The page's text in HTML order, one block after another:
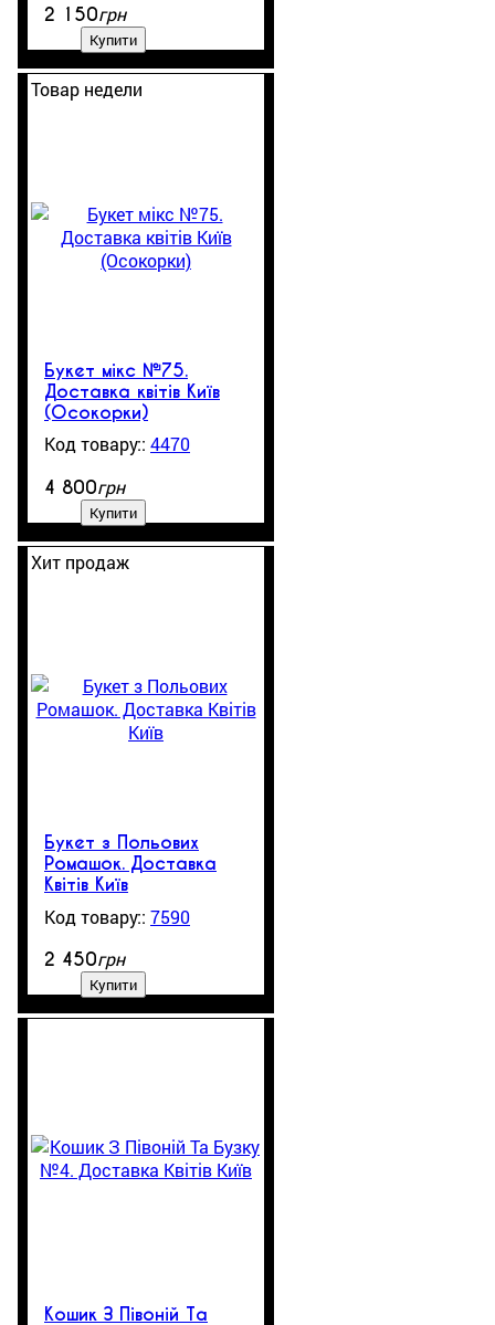
2 150грн
Купити
Товар недели
Букет мікс №75.
Доставка квітів Київ
(Осокорки)
4470
4 800грн
Купити
Хит продаж
Букет з Польових
Ромашок. Доставка
Квітів Київ
7590
2 450грн
Купити
Кошик З Півоній Та